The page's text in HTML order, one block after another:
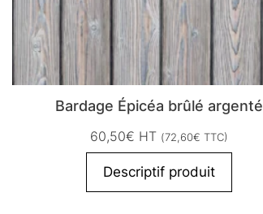
Bardage Épicéa brûlé argenté
60,50€ HT (72,60€ TTC)
Descriptif produit